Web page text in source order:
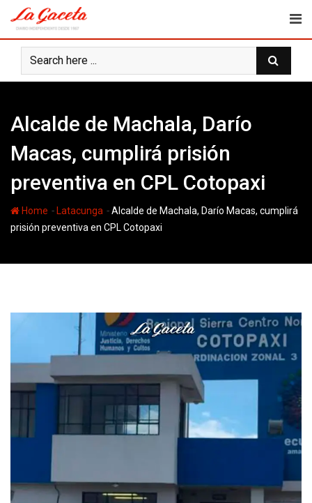
content
Alcalde de Machala, Darío
Macas, cumplirá prisión
preventiva en CPL Cotopaxi
Home - Latacunga -Alcalde de Machala, Darío Macas, cumplirá
prisión preventiva en CPL Cotopaxi